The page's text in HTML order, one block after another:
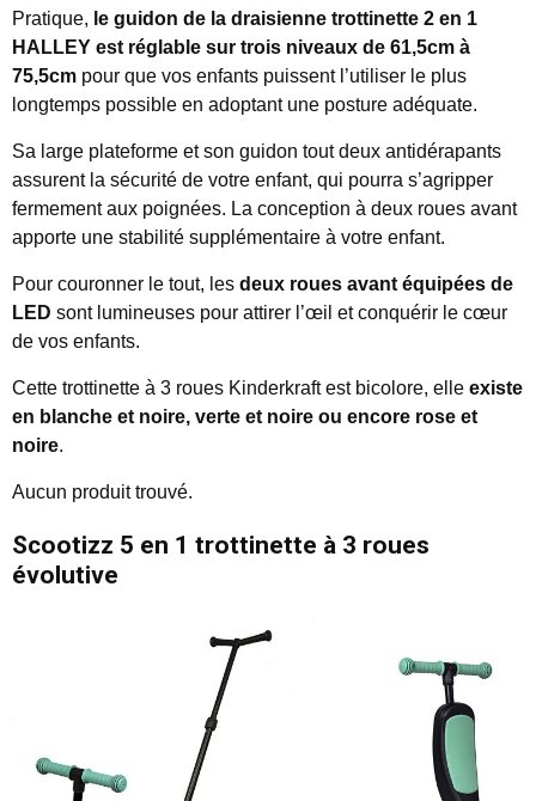
Pratique, le guidon de la draisienne trottinette 2 en 1
HALLEY est réglable sur trois niveaux de 61,5cm à
75,5cm pour que vos enfants puissent l’utiliser le plus
longtemps possible en adoptant une posture adéquate.
Sa large plateforme et son guidon tout deux antidérapants
assurent la sécurité de votre enfant, qui pourra s’agripper
fermement aux poignées. La conception à deux roues avant
apporte une stabilité supplémentaire à votre enfant.
Pour couronner le tout, les deux roues avant équipées de
LED sont lumineuses pour attirer l’œil et conquérir le cœur
de vos enfants.
Cette trottinette à 3 roues Kinderkraft est bicolore, elle existe
en blanche et noire, verte et noire ou encore rose et
noire.
Aucun produit trouvé.
Scootizz 5 en 1 trottinette à 3 roues
évolutive